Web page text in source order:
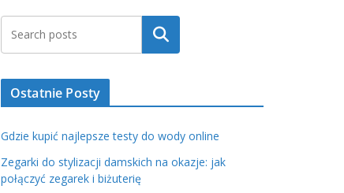
Szukaj
Ostatnie Posty
Gdzie kupić najlepsze testy do wody online
Zegarki do stylizacji damskich na okazje: jak
połączyć zegarek i biżuterię